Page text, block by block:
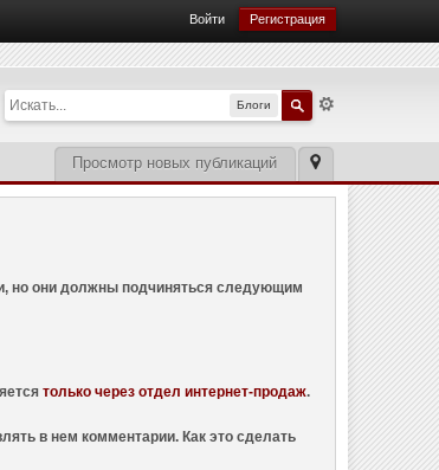
Войти Регистрация
Блоги
Просмотр новых публикаций
но они должны подчиняться следующим
только через отдел интернет-продаж.
в нем комментарии. Как это сделать